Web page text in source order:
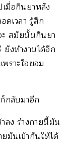
เมื่อกินยาหลัง
ดเวลา รู้สึก
ะ สมัยนั้นกินยา
ยังทำงานได้อีก
ราะใจยอม
กลับมาอีก
ลง ร่างกายนี้มัน
มันเข้ากันให้ได้